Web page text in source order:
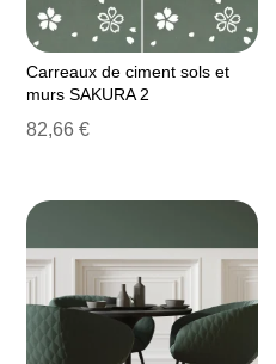
Carreaux de ciment sols et
murs SAKURA 2
82,66€